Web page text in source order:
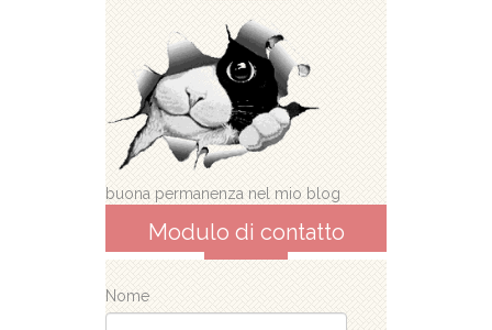
buona permanenza nel mio blog
Modulo di contatto
Nome